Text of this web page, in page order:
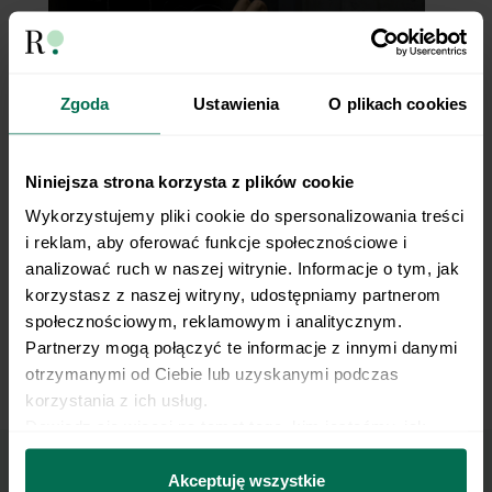
Zgoda Ustawienia O plikach cookies
Niniejsza strona korzysta z plików cookie
Wykorzystujemy pliki cookie do spersonalizowania treści
i reklam, aby oferować funkcje społecznościowe i
analizować ruch w naszej witrynie. Informacje o tym, jak
korzystasz z naszej witryny, udostępniamy partnerom
społecznościowym, reklamowym i analitycznym.
Partnerzy mogą połączyć te informacje z innymi danymi
otrzymanymi od Ciebie lub uzyskanymi podczas
korzystania z ich usług.
można się z nami skontaktować i w jaki sposób
przetwarzamy dane osobowe w ramach
Akceptuję wszystkie
Barbell Floor Press
Dumbbell Floor Press